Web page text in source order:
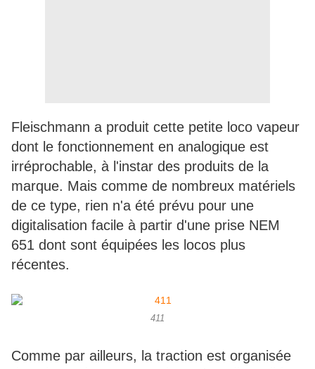
Fleischmann a produit cette petite loco vapeur
dont le fonctionnement en analogique est
irréprochable, à l'instar des produits de la
marque. Mais comme de nombreux matériels
de ce type, rien n'a été prévu pour une
digitalisation facile à partir d'une prise NEM
651 dont sont équipées les locos plus
récentes.
411
Comme par ailleurs, la traction est organisée